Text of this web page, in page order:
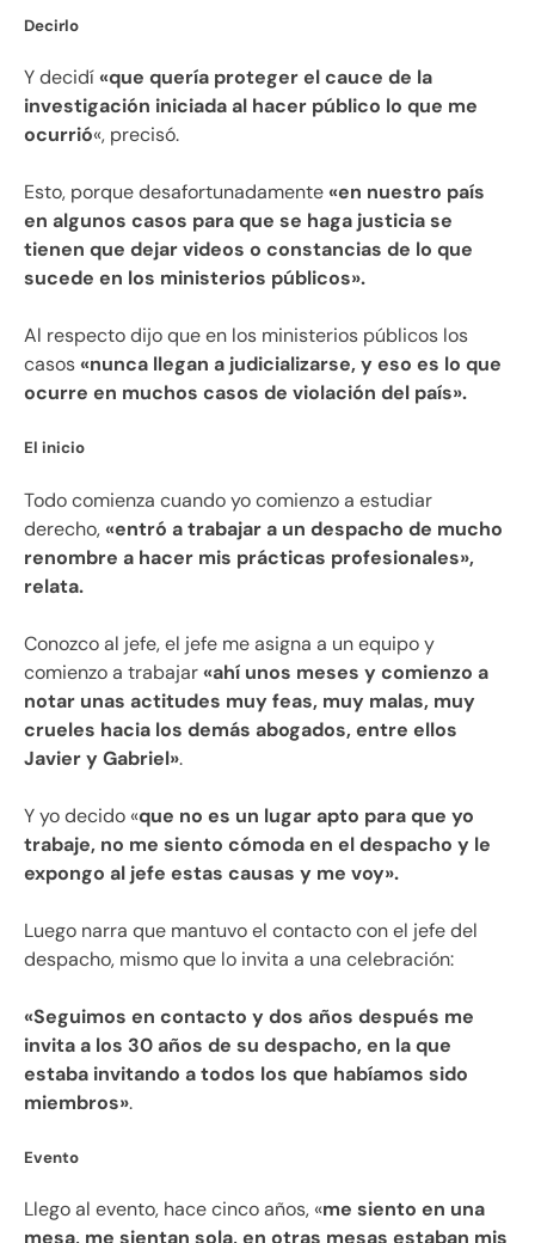
Decirlo
Y decidí«que quería proteger el cauce de la
investigación iniciada al hacer público lo que me
ocurrió«, precisó.
Esto, porque desafortunadamente«en nuestro país
en algunos casos para que se haga justicia se
tienen que dejar videos o constancias de lo que
sucede en los ministerios públicos».
Al respecto dijo que en los ministerios públicos los
casos«nunca llegan a judicializarse, y eso es lo que
ocurre en muchos casos de violación del país».
El inicio
Todo comienza cuando yo comienzo a estudiar
derecho,«entró a trabajar a un despacho de mucho
renombre a hacer mis prácticas profesionales»,
relata.
Conozco al jefe, el jefe me asigna a un equipo y
comienzo a trabajar«ahí unos meses y comienzo a
notar unas actitudes muy feas, muy malas, muy
crueles hacia los demás abogados, entre ellos
Javier y Gabriel».
Y yo decido «que no es un lugar apto para que yo
trabaje, no me siento cómoda en el despacho y le
expongo al jefe estas causas y me voy».
Luego narra que mantuvo el contacto con el jefe del
despacho, mismo que lo invita a una celebración:
«Seguimos en contacto y dos años después me
invita a los 30 años de su despacho, en la que
estaba invitando a todos los que habíamos sido
miembros».
Evento
Llego al evento, hace cinco años, «me siento en una
mesa, me sientan sola, en otras mesas estaban mis